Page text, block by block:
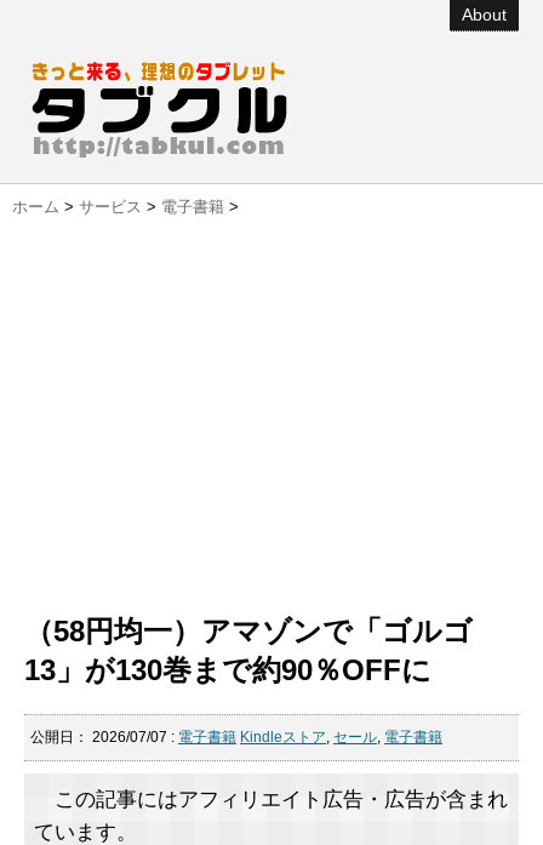
About
ホーム > サービス > 電子書籍 >
（58円均一）アマゾンで「ゴルゴ
13」が130巻まで約90％OFFに
公開日： 2026/07/07 : 電子書籍 Kindleストア, セール, 電子書籍
この記事にはアフィリエイト広告・広告が含まれ
ています。